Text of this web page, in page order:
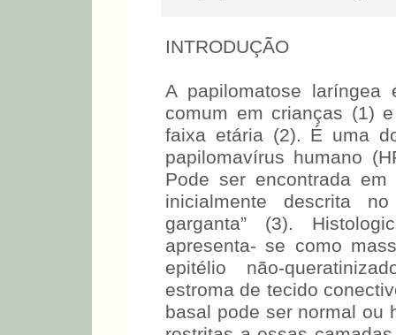
INTRODUÇÃO
A papilomatose
comum em crianças (1)
faixa etária (2). É uma
papilomavírus humano
Pode ser encontrada
inicialmente descrita
garganta” (3).
apresenta- se como
epitélio não-
estroma de tecido
basal pode ser normal ou